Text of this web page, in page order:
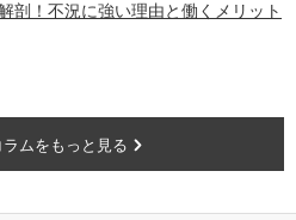
剖！不況に強い理由と働くメリット
ムをもっと見る